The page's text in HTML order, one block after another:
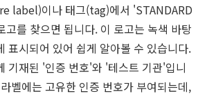
label)이나 태그(tag)에서 'STANDARD
를 찾으면 됩니다. 이 로고는 녹색 바탕
표시되어 있어 쉽게 알아볼 수 있습니다.
기재된 '인증 번호'와 '테스트 기관'입니
벨에는 고유한 인증 번호가 부여되는데,